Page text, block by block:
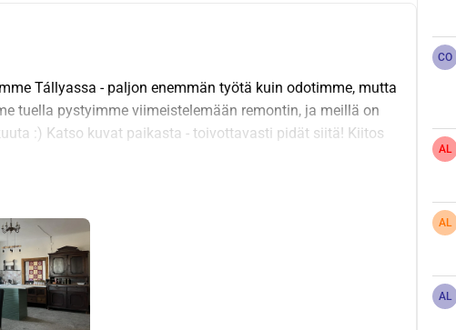
Tállyassa - paljon enemmän työtä kuin odotimme, mutta
tuella pystyimme viimeistelemään remontin, ja meillä on
:) Katso kuvat paikasta - toivottavasti pidät siitä! Kiitos
unkarilaista naista, taiteilija ja tutkija, erilaisista taustoista ja
suuntaan, käsi kädessä. Meillä on ollut erilaisia
ja uusia aloituksia, mutta voimme silti tukea
- edistää puutarhaterapiaa (tai puutarhanhoitoa) niille,
CO
AL
AL
AL